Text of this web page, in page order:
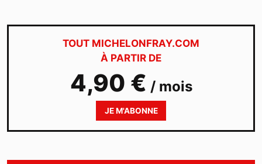
TOUT MICHELONFRAY.COM
À PARTIR DE
4,90 € / mois
JE M'ABONNE